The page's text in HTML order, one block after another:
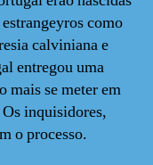
como
calviniana e
entregou uma
mais se meter em
inquisidores,
o processo.